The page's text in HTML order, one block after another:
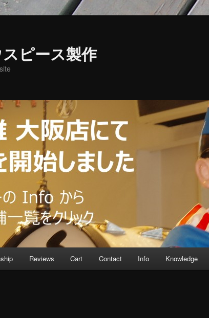
ピース製作
Reviews Cart Contact Info Knowledge